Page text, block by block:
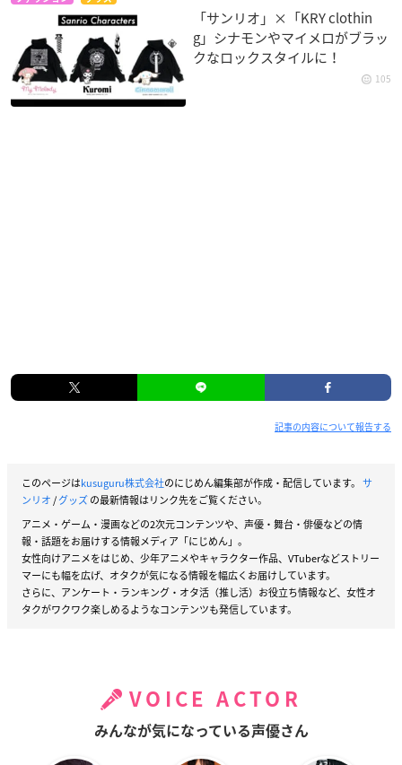
「サンリオ」×「KRY clothin
g」シナモンやマイメロがブラッ
クなロックスタイルに！
105
記事の内容について報告する
このページはkusuguru株式会社のにじめん編集部が作成・配信しています。 サ
ンリオ/グッズの最新情報はリンク先をご覧ください。
アニメ・ゲーム・漫画などの2次元コンテンツや、声優・舞台・俳優などの情
報・話題をお届けする情報メディア「にじめん」。
女性向けアニメをはじめ、少年アニメやキャラクター作品、VTuberなどストリー
マーにも幅を広げ、オタクが気になる情報を幅広くお届けしています。
さらに、アンケート・ランキング・オタ活（推し活）お役立ち情報など、女性オ
タクがワクワク楽しめるようなコンテンツも発信しています。
VOICE ACTOR
みんなが気になっている声優さん